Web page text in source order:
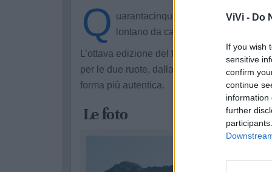
ViVi - Do
If you wish
sensitive
confirm
continue
information
further
Q uarantacinque moto, sei giorni di
lontano da casa: Mottola.
L’ottava edizione del tour in Sardegna ha
per le due ruote, dalla voglia di condividere
forma più autentica.
Le foto